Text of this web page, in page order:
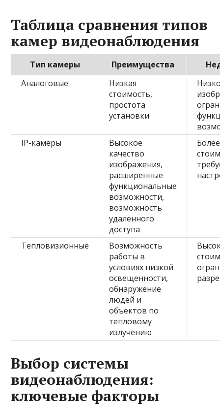
Таблица сравнения типов
камер видеонаблюдения
Тип камеры Преимущества
Аналоговые
Низкая
стоимость,
простота
установки
IP-камеры
Высокое
качество
изображения,
расширенные
функциональные
возможности,
возможность
удаленного
доступа
Тепловизионные
Возможность
работы в
условиях низкой
освещенности,
обнаружение
людей и
объектов по
тепловому
излучению
Выбор системы
видеонаблюдения:
ключевые факторы